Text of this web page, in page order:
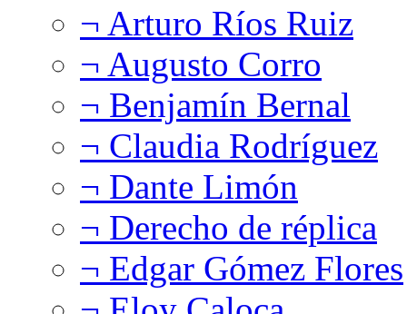
¬ Arturo Ríos Ruiz
¬ Augusto Corro
¬ Benjamín Bernal
¬ Claudia Rodríguez
¬ Dante Limón
¬ Derecho de réplica
¬ Edgar Gómez Flores